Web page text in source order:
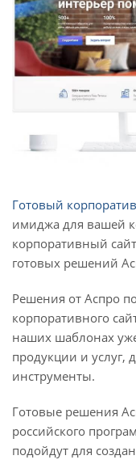
Готовый
имиджа для вашей
корпоративный
готовых решений
Решения от Аспро
корпоративного
наших шаблонах
продукции и услуг,
инструменты.
Готовые решения
российского
подойдут для